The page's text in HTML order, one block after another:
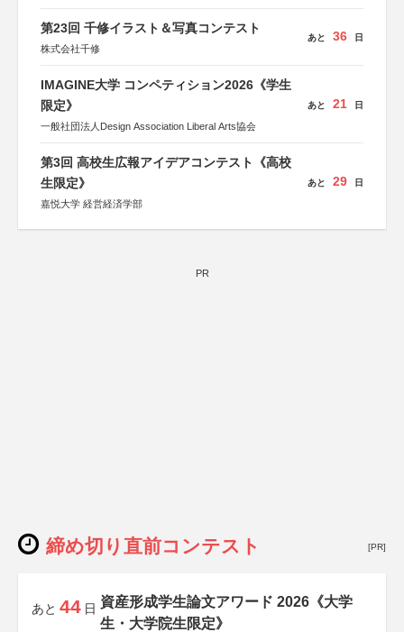
第23回 千修イラスト＆写真コンテスト
株式会社千修
あと 36 日
IMAGINE大学 コンペティション2026《学生
限定》
一般社団法人Design Association Liberal Arts協会
あと 21 日
第3回 高校生広報アイデアコンテスト《高校
生限定》
嘉悦大学 経営経済学部
あと 29 日
PR
締め切り直前コンテスト [PR]
あと 44 日 資産形成学生論文アワード 2026《大学
生・大学院生限定》